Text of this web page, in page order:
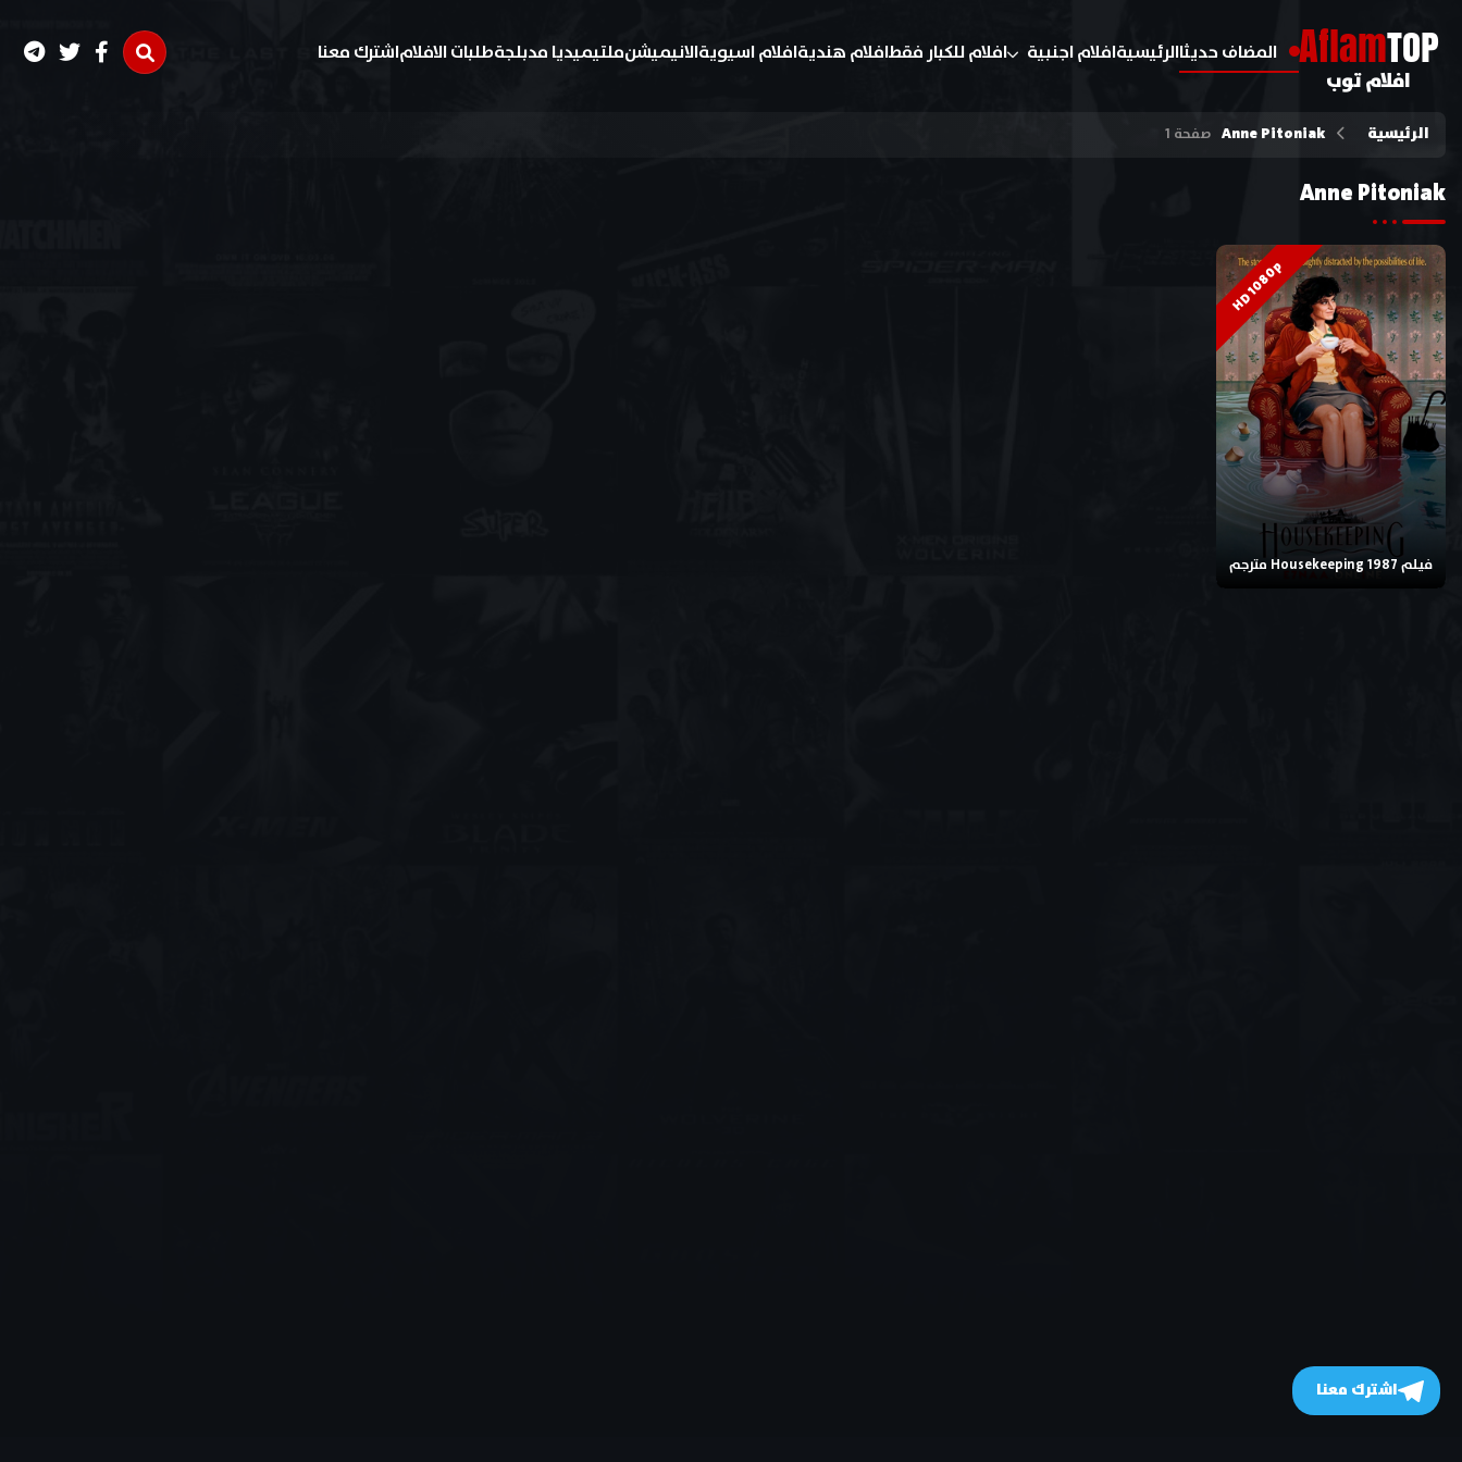
AflamTOP
افلام توب
المضاف حديثاالرئيسيةافلام اجنبية افلام للكبار فقطافلام هنديةافلام اسيويةالانيميشنملتيميديا مدبلجةطلبات الافلاماشترك معنا
الرئيسية Anne Pitoniak صفحة 1
Anne Pitoniak
HD 1080p
فيلم Housekeeping 1987 مترجم
اشترك معنا